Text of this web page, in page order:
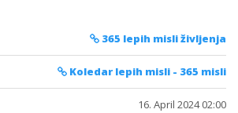
365 lepih misli življenja
Koledar lepih misli - 365 misli
16. April 2024 02:00